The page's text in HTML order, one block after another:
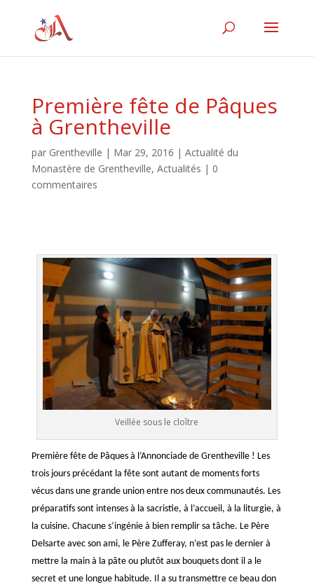
Première fête de Pâques
à Grentheville
par Grentheville | Mar 29, 2016 | Actualité du
Monastère de Grentheville, Actualités | 0
commentaires
Veillée sous le cloître
Première fête de Pâques à l’Annonciade de Grentheville ! Les
trois jours précédant la fête sont autant de moments forts
vécus dans une grande union entre nos deux communautés. Les
préparatifs sont intenses à la sacristie, à l’accueil, à la liturgie, à
la cuisine. Chacune s’ingénie à bien remplir sa tâche. Le Père
Delsarte avec son ami, le Père Zufferay, n’est pas le dernier à
mettre la main à la pâte ou plutôt aux bouquets dont il a le
secret et une longue habitude. Il a su transmettre ce beau don